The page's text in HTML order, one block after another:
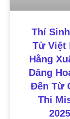
Thí
Từ Việt
Hằng
Dâng
Đến Từ
Thi